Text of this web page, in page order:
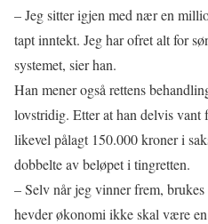
– Jeg sitter igjen med nær en
tapt inntekt. Jeg har ofret alt for
systemet, sier han.
Han mener også rettens
lovstridig. Etter at han delvis vant
likevel pålagt 150.000 kroner i
dobbelte av beløpet i tingretten.
– Selv når jeg vinner frem,
hevder økonomi ikke skal være